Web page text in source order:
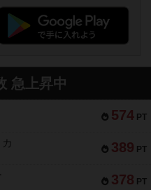
急上昇中
574 PT
389 PT
378 PT